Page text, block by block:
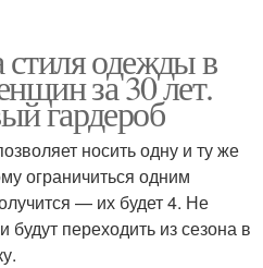
одежды в
за 30 лет.
гардероб
носить одну и ту же
ограничиться одним
— их будет 4. Не
будут переходить из сезона в